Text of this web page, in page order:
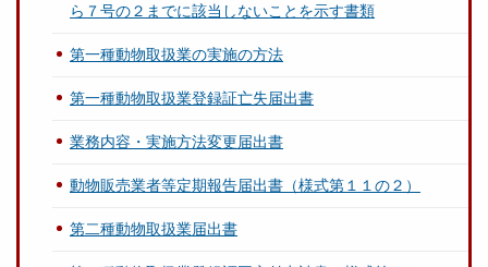
ら７号の２までに該当しないことを示す書類
第一種動物取扱業の実施の方法
第一種動物取扱業登録証亡失届出書
業務内容・実施方法変更届出書
動物販売業者等定期報告届出書（様式第１１の２）
第二種動物取扱業届出書